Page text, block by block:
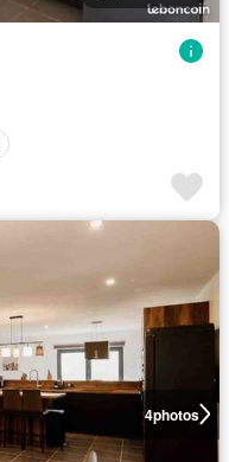
4photos